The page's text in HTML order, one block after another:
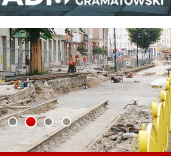
1 2 3 4